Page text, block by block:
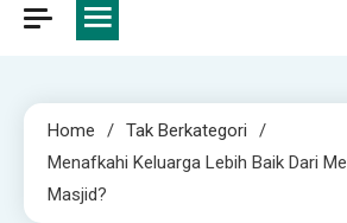
Home
Tak Berkategori
Menafkahi Keluarga Lebih Baik Dari
Masjid?